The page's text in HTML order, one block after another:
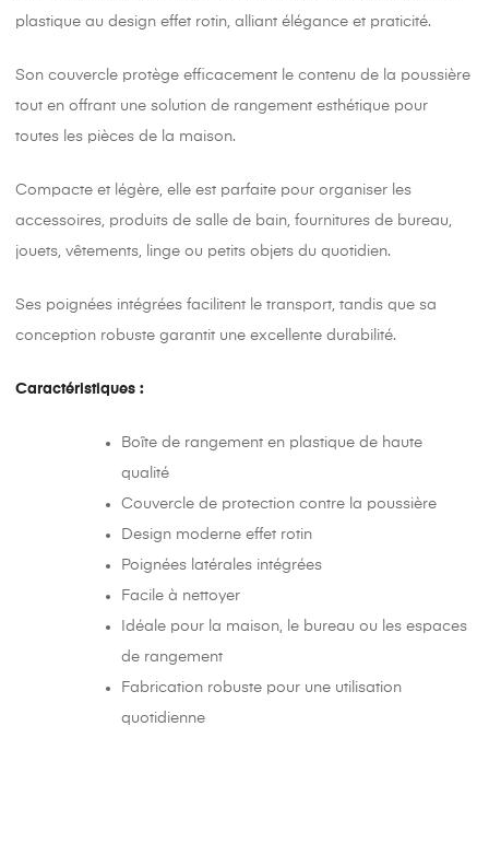
plastique au design effet rotin, alliant élégance et praticité.
Son couvercle protège efficacement le contenu de la poussière
tout en offrant une solution de rangement esthétique pour
toutes les pièces de la maison.
Compacte et légère, elle est parfaite pour organiser les
accessoires, produits de salle de bain, fournitures de bureau,
jouets, vêtements, linge ou petits objets du quotidien.
Ses poignées intégrées facilitent le transport, tandis que sa
conception robuste garantit une excellente durabilité.
Caractéristiques :
Boîte de rangement en plastique de haute
qualité
Couvercle de protection contre la poussière
Design moderne effet rotin
Poignées latérales intégrées
Facile à nettoyer
Idéale pour la maison, le bureau ou les espaces
de rangement
Fabrication robuste pour une utilisation
quotidienne